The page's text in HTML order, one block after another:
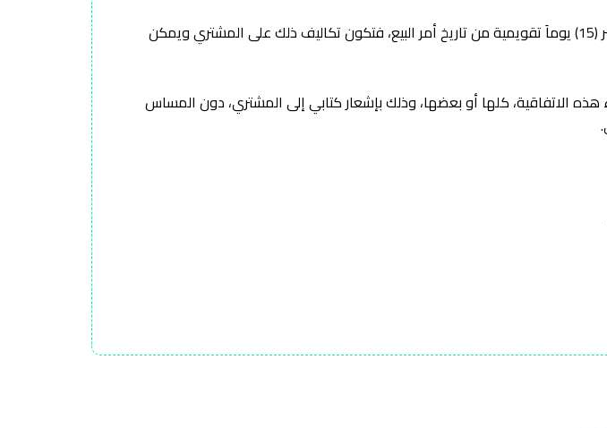
8-4 إذا لم يلتزم المشتري بتنظيف موقع التسليم من جميع المخلفات بعد خمسة عشر (15) يوماَ تقويمية من تاريخ أمر البيع، فتكون تكاليف ذلك على المشتري ويمكن
هذه الاتفاقية، كلها أو بعضها، وذلك بإشعار كتابي إلى المشتري، دون المساس